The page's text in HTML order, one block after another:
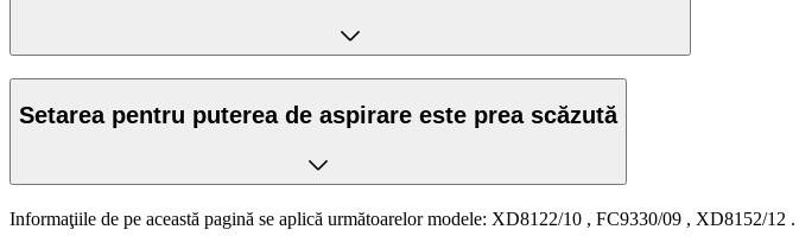
Setarea pentru puterea de aspirare este prea scăzută
Informaţiile de pe această pagină se aplică următoarelor modele: XD8122/10 , FC9330/09 , XD8152/12 .